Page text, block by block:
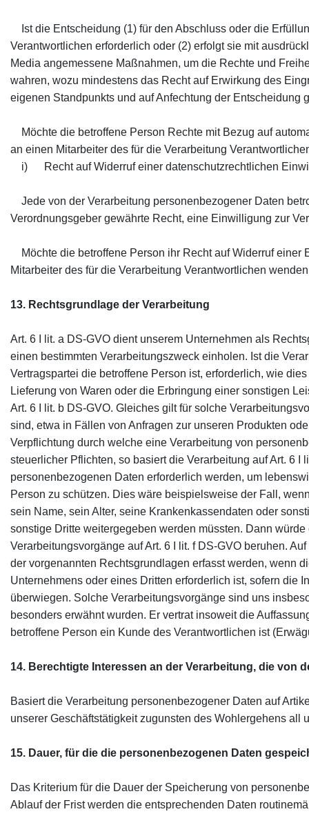
Ist die Entscheidung (1) für den Abschluss oder die
Verantwortlichen erforderlich oder (2) erfolgt sie mit
Media angemessene Maßnahmen, um die Rechte und
wahren, wozu mindestens das Recht auf Erwirkung des
eigenen Standpunkts und auf Anfechtung der Entscheidung
Möchte die betroffene Person Rechte mit Bezug auf
an einen Mitarbeiter des für die Verarbeitung
i) Recht auf Widerruf einer datenschutzrechtlichen
Jede von der Verarbeitung personenbezogener Daten
Verordnungsgeber gewährte Recht, eine Einwilligung zur
Möchte die betroffene Person ihr Recht auf Widerruf
Mitarbeiter des für die Verarbeitung Verantwortlichen
13. Rechtsgrundlage der Verarbeitung
Art. 6 I lit. a DS-GVO dient unserem Unternehmen als
einen bestimmten Verarbeitungszweck einholen. Ist die
Vertragspartei die betroffene Person ist, erforderlich, wie
Lieferung von Waren oder die Erbringung einer sonstigen
Art. 6 I lit. b DS-GVO. Gleiches gilt für solche
sind, etwa in Fällen von Anfragen zur unseren Produkten
Verpflichtung durch welche eine Verarbeitung von
steuerlicher Pflichten, so basiert die Verarbeitung auf Art. 6
personenbezogenen Daten erforderlich werden, um
Person zu schützen. Dies wäre beispielsweise der Fall,
sein Name, sein Alter, seine Krankenkassendaten oder
sonstige Dritte weitergegeben werden müssten. Dann
Verarbeitungsvorgänge auf Art. 6 I lit. f DS-GVO beruhen.
der vorgenannten Rechtsgrundlagen erfasst werden, wenn
Unternehmens oder eines Dritten erforderlich ist, sofern die
überwiegen. Solche Verarbeitungsvorgänge sind uns
besonders erwähnt wurden. Er vertrat insoweit die
betroffene Person ein Kunde des Verantwortlichen ist
14. Berechtigte Interessen an der Verarbeitung, die von
Basiert die Verarbeitung personenbezogener Daten auf
unserer Geschäftstätigkeit zugunsten des Wohlergehens all
15. Dauer, für die die personenbezogenen Daten
Das Kriterium für die Dauer der Speicherung von
Ablauf der Frist werden die entsprechenden Daten